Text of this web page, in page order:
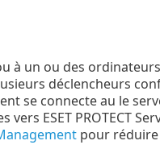
à un ou des
déclencheurs
se connecte au le
ESET PROTECT
pour réduire